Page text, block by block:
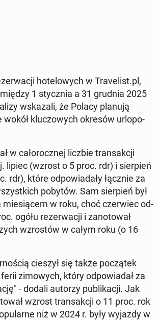
ho­te­lo­wych w Tra­ve­list.pl,
1 stycz­nia a 31 grudnia 2025
wska­za­li, że Polacy planują
wokół klu­czo­wych okresów urlo­po­
w ca­ło­rocz­nej liczbie trans­ak­cji
lipiec (wzrost o 5 proc. rdr) i sier­pień
rdr), które od­po­wia­da­ły łącznie za
pobytów. Sam sier­pień był
mie­sią­cem w roku, choć czer­wiec od­
ogółu re­zer­wa­cji i za­no­to­wał
wzro­stów w całym roku (o 16
cieszył się także po­czą­tek
zi­mo­wych, który od­po­wia­dał za
- dodali autorzy pu­bli­ka­cji. Jak
wzrost trans­ak­cji o 11 proc. rok
niż w 2024 r. były wyjazdy w